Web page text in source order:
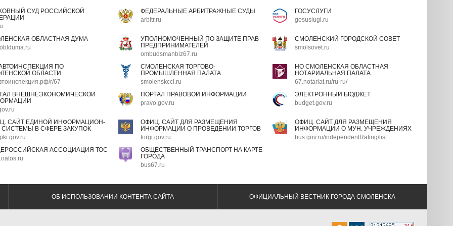
СУД РОССИЙСКОЙ
ФЕДЕРАЛЬНЫЕ АРБИТРАЖНЫЕ СУДЫ
arbitr.ru
ГОСУСЛУГИ
gosuslugi.ru
ОБЛАСТНАЯ ДУМА
УПОЛНОМОЧЕННЫЙ ПО ЗАЩИТЕ ПРАВ
ПРЕДПРИНИМАТЕЛЕЙ
ombudsmanbiz67.ru
СМОЛЕНСКИЙ ГОРОДСКОЙ СОВЕТ
smolsovet.ru
ПО
ОБЛАСТИ
r/67
СМОЛЕНСКАЯ ТОРГОВО-
ПРОМЫШЛЕННАЯ ПАЛАТА
smolenskcci.ru
НО СМОЛЕНСКАЯ ОБЛАСТНАЯ
НОТАРИАЛЬНАЯ ПАЛАТА
67.notariat.ru/ru-ru/
ВНЕШНЕЭКОНОМИЧЕСКОЙ
ПОРТАЛ ПРАВОВОЙ ИНФОРМАЦИИ
pravo.gov.ru
ЭЛЕКТРОННЫЙ БЮДЖЕТ
budget.gov.ru
САЙТ ЕДИНОЙ ИНФОРМАЦИОН-
СИСТЕМЫ В СФЕРЕ ЗАКУПОК
ОФИЦ. САЙТ ДЛЯ РАЗМЕЩЕНИЯ
ИНФОРМАЦИИ О ПРОВЕДЕНИИ ТОРГОВ
torgi.gov.ru
ОФИЦ. САЙТ ДЛЯ РАЗМЕЩЕНИЯ
ИНФОРМАЦИИ О МУН. УЧРЕЖДЕНИЯХ
bus.gov.ru/independentRating/list
АССОЦИАЦИЯ ТОС
ОБЩЕСТВЕННЫЙ ТРАНСПОРТ НА КАРТЕ
ГОРОДА
bus67.ru
ОБ ИСПОЛЬЗОВАНИИ КОНТЕНТА САЙТА ОФИЦИАЛЬНЫЙ ВЕСТНИК ГОРОДА СМОЛЕНСКА